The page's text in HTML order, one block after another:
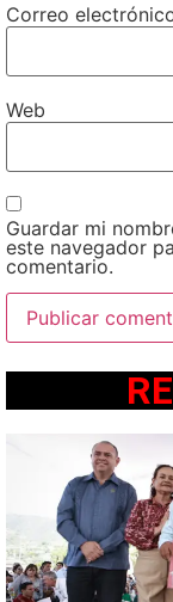
Correo
Web
Guardar mi
este navegador
comentario.